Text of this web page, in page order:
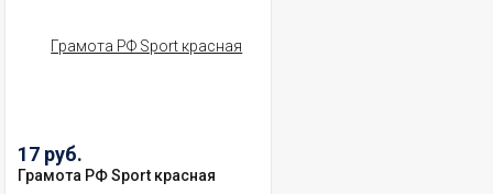
17 руб.
Грамота РФ Sport красная